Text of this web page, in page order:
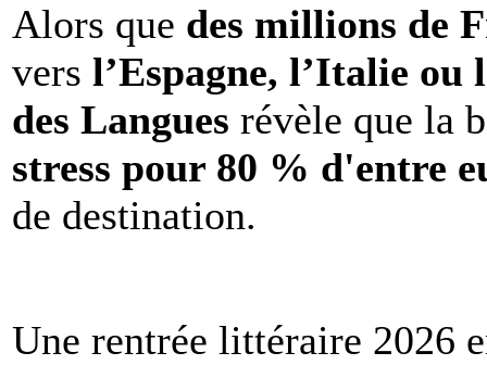
Alors que des millions de
vers l’Espagne, l’Italie ou
des Langues révèle que la
stress pour 80 % d'entre
de destination.
Une rentrée littéraire 2026